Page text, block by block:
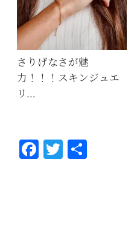
さりげなさが魅
力！！！スキンジュエ
リ…
Fa T